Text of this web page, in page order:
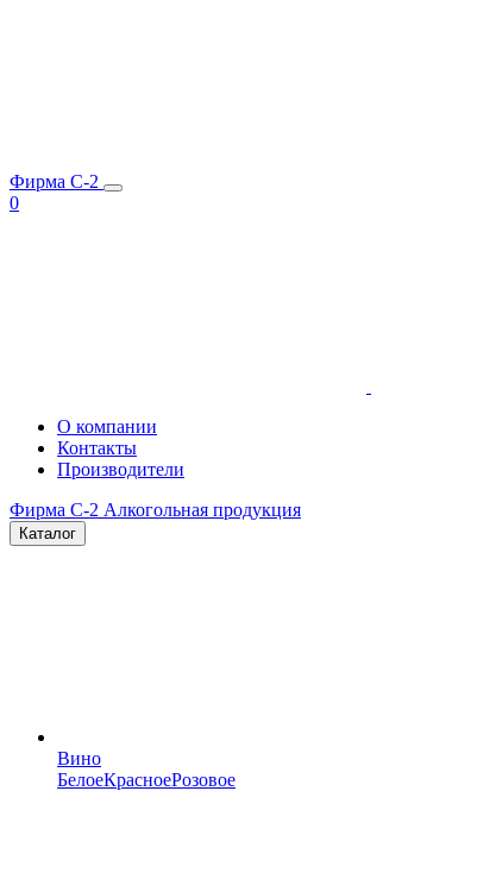
Фирма C-2
0
О компании
Контакты
Производители
Фирма C-2 Алкогольная продукция
Каталог
Вино
БелоеКрасноеРозовое